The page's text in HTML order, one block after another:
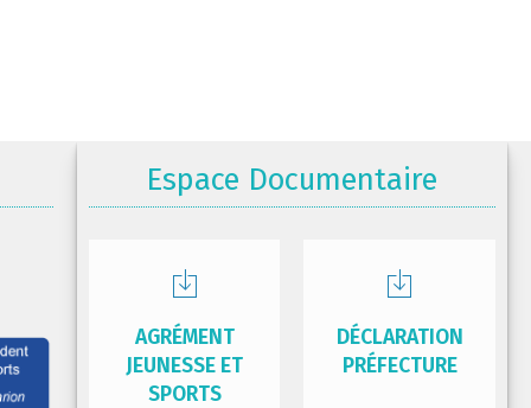
Espace Documentaire
AGRÉMENT
JEUNESSE ET
SPORTS
DÉCLARATION
PRÉFECTURE